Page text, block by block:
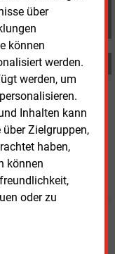
über
können
werden.
werden, um
Inhalten kann
Zielgruppen,
haben,
können
oder zu
Mittwoch, 5.08.2026, 10:51
Fan-Club
Energy einen Tarif mit
aus dem